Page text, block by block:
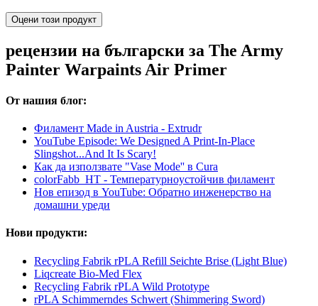
Оцени този продукт
рецензии на български за The Army
Painter Warpaints Air Primer
От нашия блог:
Филамент Made in Austria - Extrudr
YouTube Episode: We Designed A Print-In-Place
Slingshot...And It Is Scary!
Как да използвате "Vase Mode'' в Cura
colorFabb_HT - Температурнoустойчив филамент
Нов епизод в YouTube: Обратно инженерство на
домашни уреди
Нови продукти:
Recycling Fabrik rPLA Refill Seichte Brise (Light Blue)
Liqcreate Bio-Med Flex
Recycling Fabrik rPLA Wild Prototype
rPLA Schimmerndes Schwert (Shimmering Sword)